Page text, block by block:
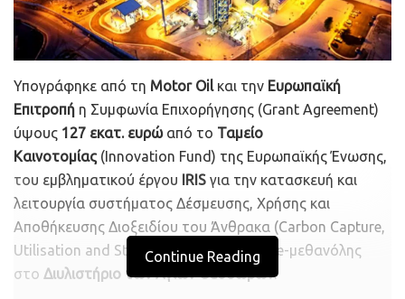
Υπογράφηκε από τη Motor Oilκαι την Ευρωπαϊκή
Επιτροπή η Συμφωνία Επιχορήγησης (Grant Agreement)
ύψους 127 εκατ. ευρώαπό το Ταμείο
Καινοτομίας (Innovation Fund) της Ευρωπαϊκής Ένωσης,
του εμβληματικού έργου
IRIS για την κατασκευή και
λειτουργία συστήματος Δέσμευσης, Χρήσης και
Αποθήκευσης Διοξειδίου του Άνθρακα (Carbon Capture,
Utilisation and Storage) και παραγωγής e-μεθανόλης
στο Διυλιστήριο των Αγίων Θεοδώρων.
Continue Reading